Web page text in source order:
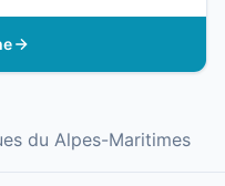
du Alpes-Maritimes